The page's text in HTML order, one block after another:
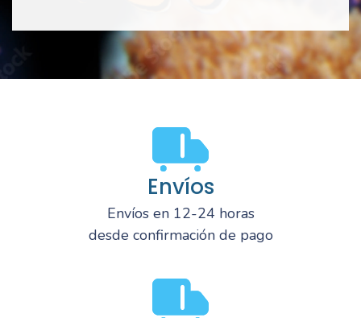
Envíos
Envíos en 12-24 horas
desde confirmación de pago